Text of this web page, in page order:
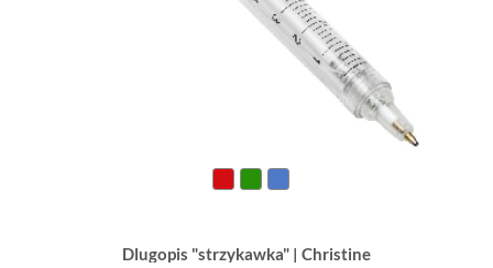
Dlugopis "strzykawka" | Christine